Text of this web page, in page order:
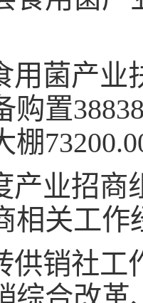
用菌产业
购置
棚
产业招商
相关工作
供销社工